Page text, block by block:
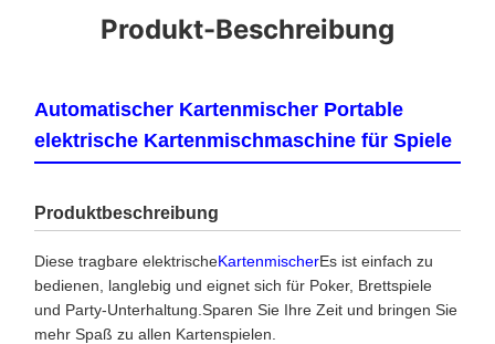
Produkt-Beschreibung
Automatischer Kartenmischer Portable
elektrische Kartenmischmaschine für Spiele
Produktbeschreibung
Diese tragbare elektrischeKartenmischerEs ist einfach zu
bedienen, langlebig und eignet sich für Poker, Brettspiele
und Party-Unterhaltung.Sparen Sie Ihre Zeit und bringen Sie
mehr Spaß zu allen Kartenspielen.